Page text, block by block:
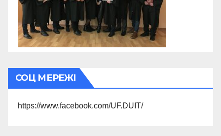
СОЦ МЕРЕЖІ
https://www.facebook.com/UF.DUIT/